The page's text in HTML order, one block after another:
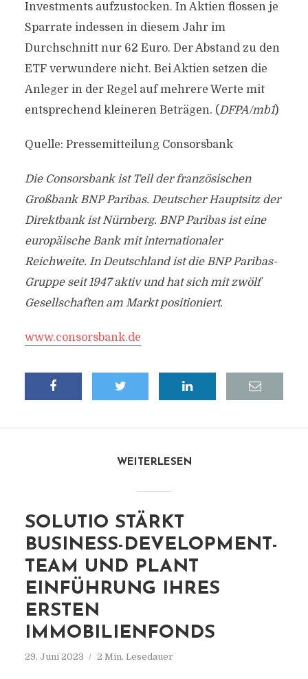
Investments aufzustocken. In Aktien flossen je
Sparrate indessen in diesem Jahr im
Durchschnitt nur 62 Euro. Der Abstand zu den
ETF verwundere nicht. Bei Aktien setzen die
Anleger in der Regel auf mehrere Werte mit
entsprechend kleineren Beträgen. (DFPA/mb1)
Quelle: Pressemitteilung Consorsbank
Die Consorsbank ist Teil der französischen
Großbank BNP Paribas. Deutscher Hauptsitz der
Direktbank ist Nürnberg. BNP Paribas ist eine
europäische Bank mit internationaler
Reichweite. In Deutschland ist die BNP Paribas-
Gruppe seit 1947 aktiv und hat sich mit zwölf
Gesellschaften am Markt positioniert.
www.consorsbank.de
WEITERLESEN
SOLUTIO STÄRKT
BUSINESS-DEVELOPMENT-
TEAM UND PLANT
EINFÜHRUNG IHRES
ERSTEN
IMMOBILIENFONDS
29. Juni 2023 2 Min. Lesedauer